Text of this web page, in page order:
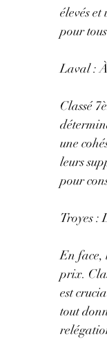
élevés
pour
Laval :
Classé
une
leurs
pour
Troyes :
En face,
prix.
est
tout